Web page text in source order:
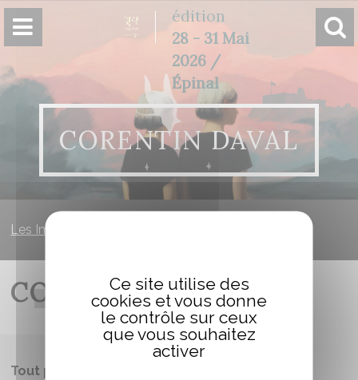
édition
28 - 31 Mai
2026 /
Épinal
CORENTIN DAVAL
Les Imaginales
CORENTIN DAVAL
Tout public
Panneau de gestion des cookies
Ce site utilise des
cookies et vous donne
le contrôle sur ceux
que vous souhaitez
activer